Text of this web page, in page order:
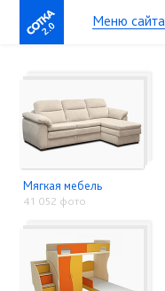
2.0 Меню сайта
Мягкая мебель
41 052 фото